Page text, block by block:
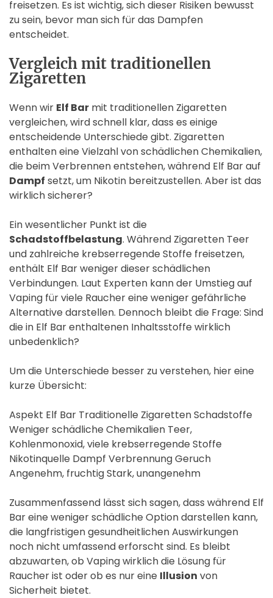
freisetzen. Es ist wichtig, sich dieser Risiken bewusst
zu sein, bevor man sich für das Dampfen
entscheidet.
Vergleich mit traditionellen
Zigaretten
Wenn wir Elf Bar mit traditionellen Zigaretten
vergleichen, wird schnell klar, dass es einige
entscheidende Unterschiede gibt. Zigaretten
enthalten eine Vielzahl von schädlichen Chemikalien,
die beim Verbrennen entstehen, während Elf Bar auf
Dampf setzt, um Nikotin bereitzustellen. Aber ist das
wirklich sicherer?
Ein wesentlicher Punkt ist die
Schadstoffbelastung. Während Zigaretten Teer
und zahlreiche krebserregende Stoffe freisetzen,
enthält Elf Bar weniger dieser schädlichen
Verbindungen. Laut Experten kann der Umstieg auf
Vaping für viele Raucher eine weniger gefährliche
Alternative darstellen. Dennoch bleibt die Frage: Sind
die in Elf Bar enthaltenen Inhaltsstoffe wirklich
unbedenklich?
Um die Unterschiede besser zu verstehen, hier eine
kurze Übersicht:
Aspekt Elf Bar Traditionelle Zigaretten Schadstoffe
Weniger schädliche Chemikalien Teer,
Kohlenmonoxid, viele krebserregende Stoffe
Nikotinquelle Dampf Verbrennung Geruch
Angenehm, fruchtig Stark, unangenehm
Zusammenfassend lässt sich sagen, dass während Elf
Bar eine weniger schädliche Option darstellen kann,
die langfristigen gesundheitlichen Auswirkungen
noch nicht umfassend erforscht sind. Es bleibt
abzuwarten, ob Vaping wirklich die Lösung für
Raucher ist oder ob es nur eine Illusion von
Sicherheit bietet.